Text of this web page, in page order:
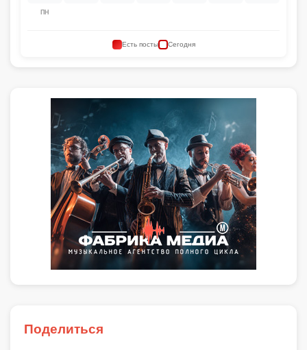
ПН
Есть посты Сегодня
Поделиться